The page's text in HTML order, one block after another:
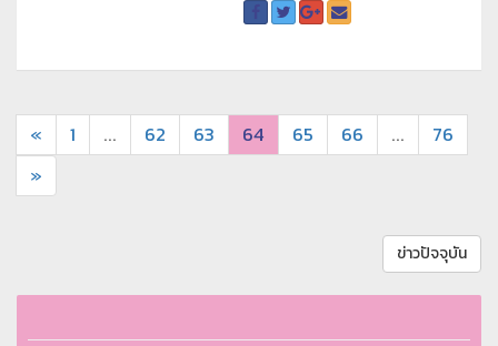
« 1 ... 62 63 64 65 66 ...
76
»
ข่าวปัจจุบัน